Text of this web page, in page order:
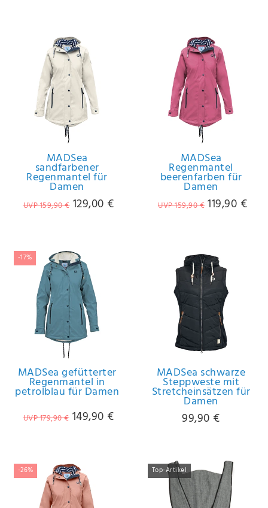
MADSea
sandfarbener
Regenmantel für
Damen
UVP 159,90 € 129,00 €
MADSea
Regenmantel
beerenfarben für
Damen
UVP 159,90 € 119,90 €
-17%
MADSea gefütterter
Regenmantel in
petrolblau für Damen
UVP 179,90 € 149,90 €
MADSea schwarze
Steppweste mit
Stretcheinsätzen für
Damen
99,90 €
-26% Top-Artikel